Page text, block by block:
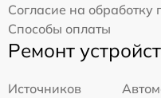
Согласие на
Способы оплаты
Ремонт
Источников